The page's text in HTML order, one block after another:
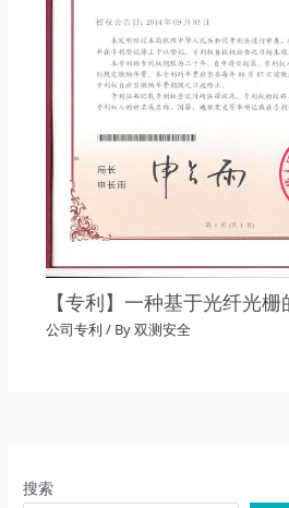
搜索
【专利】一种基于光纤光
公司专利 / By双测安全